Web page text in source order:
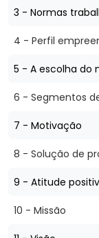
3 - Normas
4 - Perfil
5 - A escolha do
6 - Segmentos
7 - Motivação
8 - Solução de
9 - Atitude
10 - Missão